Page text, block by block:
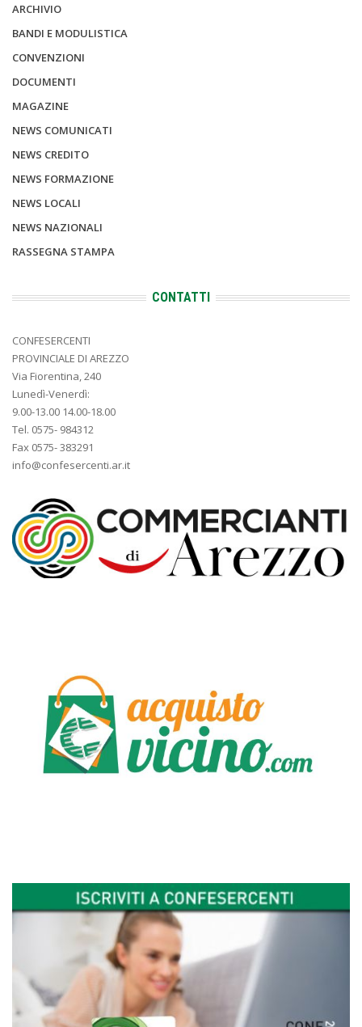
ARCHIVIO
BANDI E MODULISTICA
CONVENZIONI
DOCUMENTI
MAGAZINE
NEWS COMUNICATI
NEWS CREDITO
NEWS FORMAZIONE
NEWS LOCALI
NEWS NAZIONALI
RASSEGNA STAMPA
CONTATTI
CONFESERCENTI
PROVINCIALE DI AREZZO
Via Fiorentina, 240
Lunedì-Venerdì:
9.00-13.00 14.00-18.00
Tel. 0575- 984312
Fax 0575- 383291
info@confesercenti.ar.it